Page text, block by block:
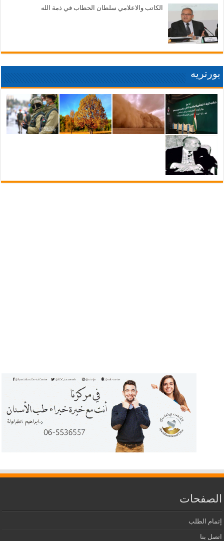
الكاتب والاعلامي سلطان الحطاب في ذمة الله
بورتريه
الصفحات
إتمام الطلب
اتصل بنا